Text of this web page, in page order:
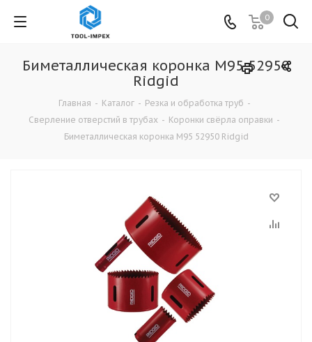
0
Биметаллическая коронка М95 52950
Ridgid
Главная - Каталог - Резка и обработка труб -
Сверление отверстий в трубах - Коронки свёрла оправки -
Биметаллическая коронка М95 52950 Ridgid